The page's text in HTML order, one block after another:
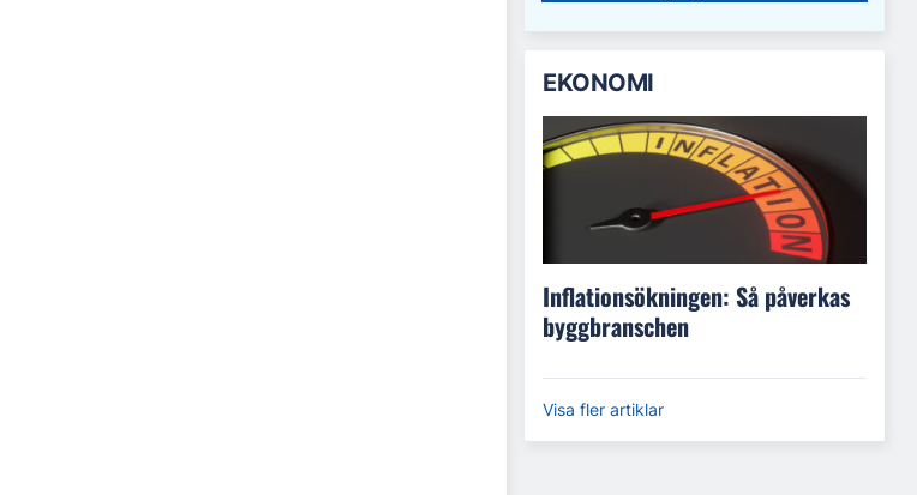
EKONOMI
Inflationsökningen: Så påverkas
byggbranschen
Visa fler artiklar